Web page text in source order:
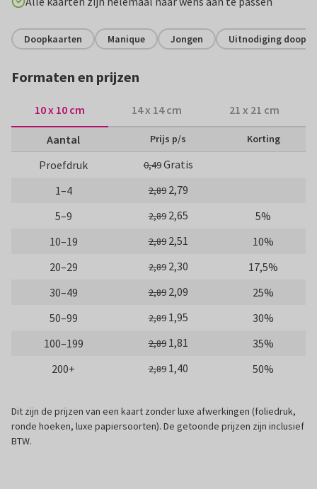
Doopkaarten Manique Jongen Uitnodiging
Formaten en prijzen
10 x 10 cm 14 x 14 cm 21 x 21 cm
Aantal Prijs p/s Korting
Proefdruk 0,49Gratis
1–4
2,89 2,79
5–9
2,89 2,65
5%
10–19
2,89 2,51
10%
20–29
2,89 2,30
17,5%
30–49
2,89 2,09
25%
50–99
2,89 1,95
30%
100–199
2,89 1,81
35%
200+
2,89 1,40 50%
Dit zijn de prijzen van een kaart zonder luxe afwerkingen (foliedruk,
ronde hoeken, luxe papiersoorten). De getoonde prijzen zijn inclusief
BTW.